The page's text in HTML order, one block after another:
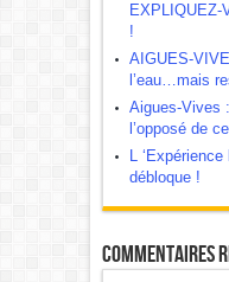
EXPLIQUEZ-
!
AIGUES-
l’eau…mais
Aigues-Vives
l’opposé de
L
débloque !
Commentaires